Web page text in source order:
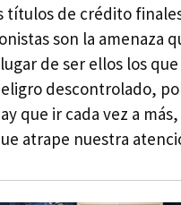
títulos de crédito
son la amenaza
de ser ellos los
descontrolado,
que ir cada vez a
atrape nuestra